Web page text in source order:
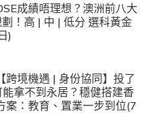
成績唔理想？澳洲前八大
！高 | 中 | 低分 選科黃金
)
跨境機遇 | 身份協同】投了
拿不到永居？穩健搭建香
案：教育、置業一步到位(7